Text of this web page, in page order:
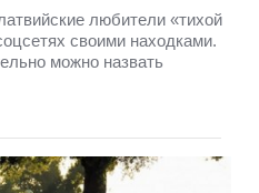
любители «тихой
своими находками.
можно назвать